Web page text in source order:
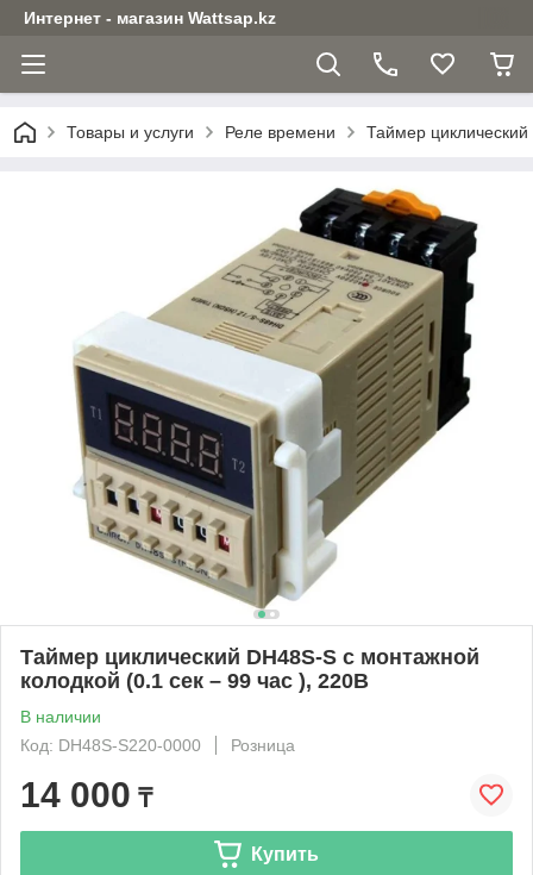
Интернет - магазин Wattsap.kz
Товары и услуги Реле времени Таймер
Таймер циклический DH48S-S с монтажной
колодкой (0.1 сек – 99 час ), 220В
В наличии
Код: DH48S-S220-0000
Розница
14 000 ₸
Купить